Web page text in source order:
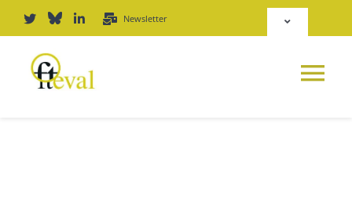
Inhalt
springen
Newsletter
Toggle
Deutsch